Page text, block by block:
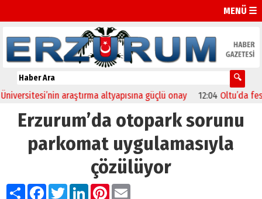
MENÜ ☰
araştırma altyapısına güçlü onay 12:04 Oltu’da
Erzurum’da otopark sorunu
parkomat uygulamasıyla
çözülüyor
PaylaşFacebook
TwitterLinkedIn
Pinterest
Email